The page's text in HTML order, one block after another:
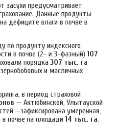
засухи предусматривает
Данные продукты
дефиците влаги в почве в
по продукту индексного
в почве (2- и 3-фазный) 107
порядка 307 тыс. га
и масличных
в период страховой
— Актюбинской, Улытауской
—зафиксирована умеренная,
в почве на площади 14 тыс. га.